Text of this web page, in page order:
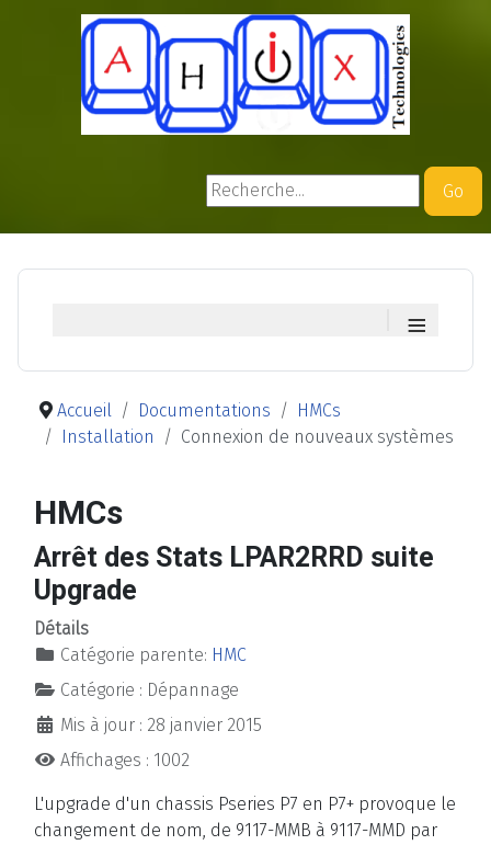
Rechercher
Go
≡
Accueil Documentations
HMCs
Installation
Connexion de nouveaux systèmes
HMCs
Arrêt des Stats LPAR2RRD suite
Upgrade
Détails
Catégorie parente: HMC
Catégorie : Dépannage
Mis à jour : 28 janvier 2015
Affichages : 1002
L'upgrade d'un chassis Pseries P7 en P7+ provoque le
changement de nom, de 9117-MMB à 9117-MMD par